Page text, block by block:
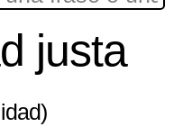
justa